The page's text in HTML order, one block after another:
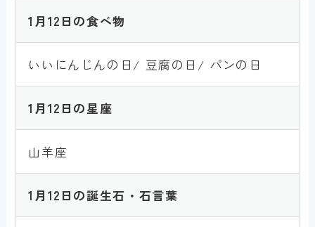
1月12日の食べ物
いいにんじんの日/ 豆腐の日/ パンの日
1月12日の星座
山羊座
1月12日の誕生石・石言葉